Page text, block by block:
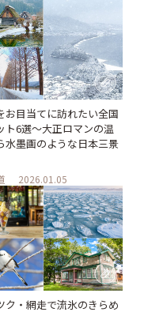
お目当てに訪れたい全国
ト6選〜大正ロマンの温
水墨画のような日本三景
2026.01.05
ク・網走で流氷のきらめ